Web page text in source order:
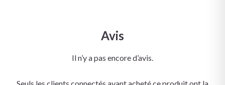
Avis
Il n’y a pas encore d’avis.